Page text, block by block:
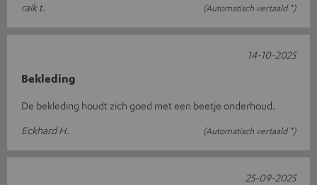
raik t.
(Automatisch vertaald *)
Bekleding
De bekleding houdt zich goed met een beetje onderhoud.
Eckhard H.
(Automatisch vertaald *)
14-10-2025
25-09-2025